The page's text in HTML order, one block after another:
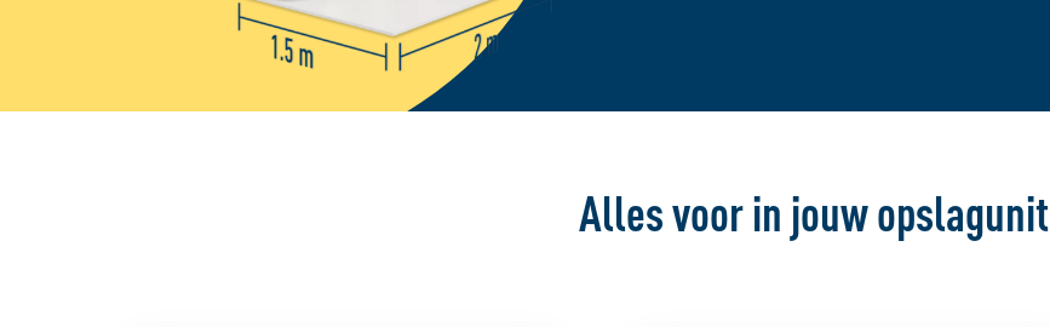
Alles voor in jouw opslagunit